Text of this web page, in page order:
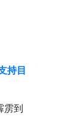
持目
雳到